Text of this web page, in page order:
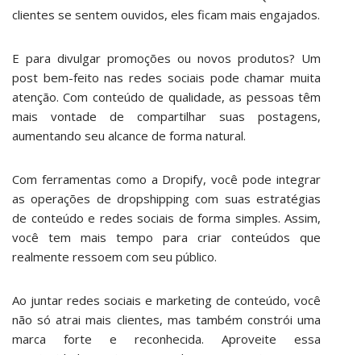
clientes se sentem ouvidos, eles ficam mais engajados.
E para divulgar promoções ou novos produtos? Um
post bem-feito nas redes sociais pode chamar muita
atenção. Com conteúdo de qualidade, as pessoas têm
mais vontade de compartilhar suas postagens,
aumentando seu alcance de forma natural.
Com ferramentas como a Dropify, você pode integrar
as operações de dropshipping com suas estratégias
de conteúdo e redes sociais de forma simples. Assim,
você tem mais tempo para criar conteúdos que
realmente ressoem com seu público.
Ao juntar redes sociais e marketing de conteúdo, você
não só atrai mais clientes, mas também constrói uma
marca forte e reconhecida. Aproveite essa